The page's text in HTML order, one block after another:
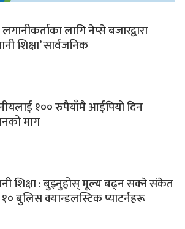
लागि नेप्से बजारद्वारा
शिक्षा’ सार्वजनिक
१०० रुपैयाँमै आईपियो दिन
माग
शिक्षा : बुझ्नुहोस् मूल्य बढ्न सक्ने संकेत
बुलिस क्यान्डलस्टिक प्याटर्नहरू